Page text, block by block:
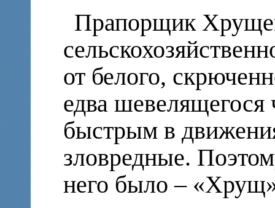
Прапорщик
от белого,
едва
быстрым в
зловредные.
него было –